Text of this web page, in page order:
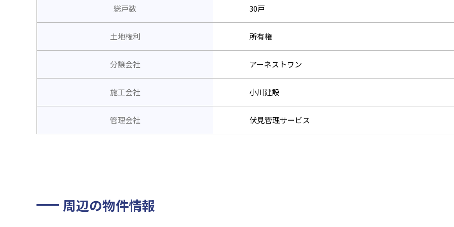
総戸数 30戸
土地権利 所有権
分譲会社 アーネストワン
施工会社 小川建設
管理会社 伏見管理サービス
周辺の物件情報